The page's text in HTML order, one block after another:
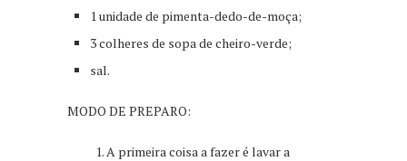
1 unidade de pimenta-dedo-de-moça;
3 colheres de sopa de cheiro-verde;
sal.
MODO DE PREPARO:
A primeira coisa a fazer é lavar a